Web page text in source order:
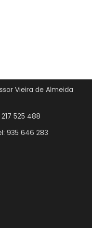
Vieira de Almeida
525 488
935 646 283